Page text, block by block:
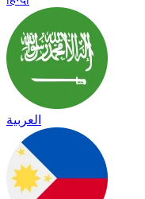
العربية